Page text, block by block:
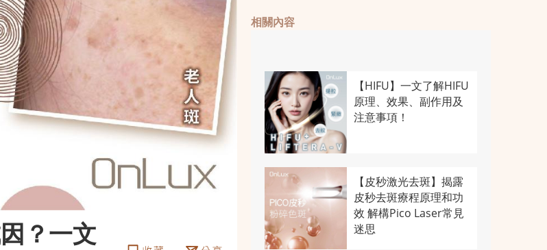
？一文
相關內容
【HIFU】一文了解HIFU
原理、效果、副作用及
注意事項！
【皮秒激光去斑】揭露
皮秒去斑療程原理和功
效 解構Pico Laser常見
迷思